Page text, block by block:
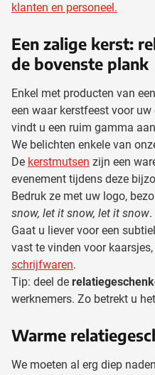
klanten en personeel.
Een zalige kerst:
de bovenste plank
Enkel met producten van
een waar kerstfeest voor
vindt u een ruim gamma
We belichten enkele van
De kerstmutsen zijn een
evenement tijdens deze
Bedruk ze met uw logo,
snow, let it snow, let it snow.
Gaat u liever voor een
vast te vinden voor
schrijfwaren.
Tip: deel de
werknemers. Zo betrekt u
Warme
We moeten al erg diep